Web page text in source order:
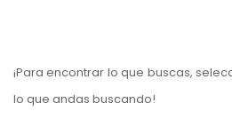
¡Para encontrar lo que buscas,
lo que andas buscando!